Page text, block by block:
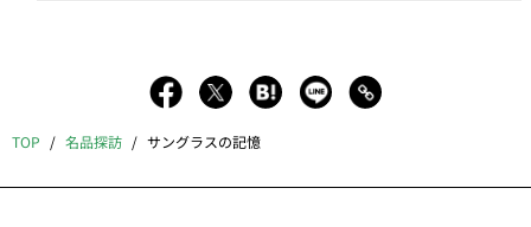
TOP 名品探訪 サングラスの記憶